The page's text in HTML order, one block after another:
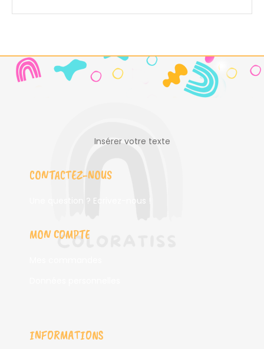
Insérer votre texte
CONTACTEZ-NOUS
Une question ? Ecrivez-nous !
MON COMPTE
INFORMATIONS